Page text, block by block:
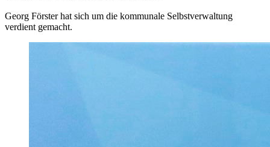
Georg Förster hat sich um die kommunale Selbstverwaltung
verdient gemacht.